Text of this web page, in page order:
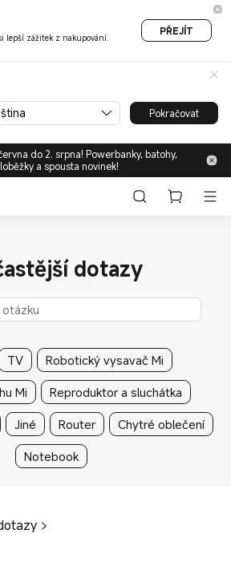
lepší zážitek z nakupování.
PŘEJÍT
Pokračovat
do 2. srpna! Powerbanky, batohy,
a spousta novinek!
dotazy
TV
Robotický vysavač Mi
Mi
Reproduktor a sluchátka
Jiné Router
Chytré oblečení
Notebook